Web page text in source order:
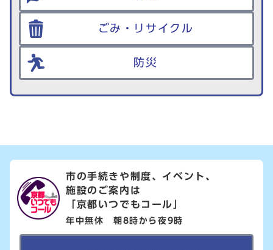
ごみ・リサイクル
防災
市の手続きや制度、イベント、
施設のご案内は
「京都いつでもコール」
年中無休 朝8時から夜9時